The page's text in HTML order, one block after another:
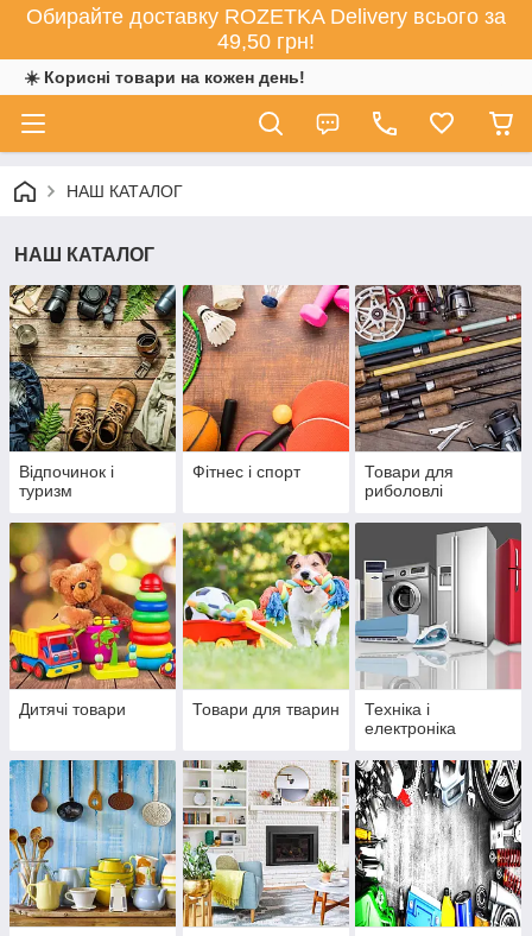
Обирайте доставку ROZETKA Delivery всього за
49,50 грн!
☀️ Корисні товари на кожен день!
НАШ КАТАЛОГ
НАШ КАТАЛОГ
Відпочинок і
туризм
Фітнес і спорт
Товари для
риболовлі
Дитячі товари Товари для тварин
Техніка і
електроніка